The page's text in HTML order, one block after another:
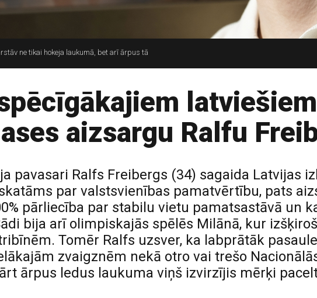
ne tikai hokeja laukumā, bet arī ārpus tā
aizsargu Ralfu
pavasari Ralfs Freibergs (34) sagaida Latvijas
par valstsvienības pamatvērtību, pats
pārliecība par stabilu vietu pamatsastāvā un
bija arī olimpiskajās spēlēs Milānā, kur
Tomēr Ralfs uzsver, ka labprātāk
zvaigznēm nekā otro vai trešo
ārpus ledus laukuma viņš izvirzījis mērķi